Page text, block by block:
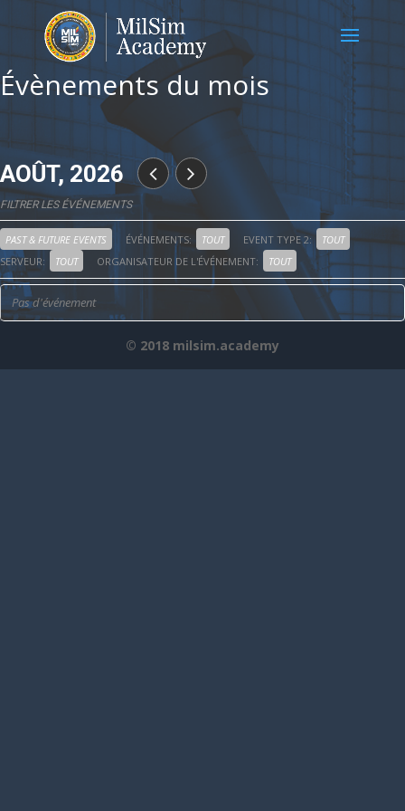
Évènements du mois
AOÛT, 2026
FILTRER LES ÉVÉNEMENTS
PAST & FUTURE EVENTS ÉVÉNEMENTS: TOUT EVENT TYPE 2:
TOUT
SERVEUR:
TOUT ORGANISATEUR DE L'ÉVÉNEMENT: TOUT
Pas d'événement
© 2018 milsim.academy